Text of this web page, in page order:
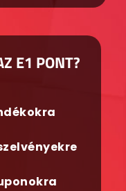
E1 PONT?